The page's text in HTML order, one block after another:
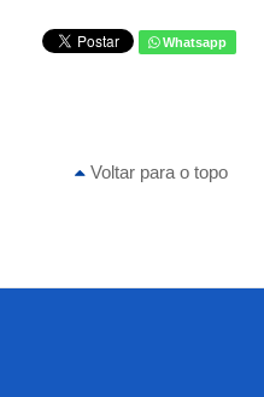
Whatsapp
Voltar para o topo